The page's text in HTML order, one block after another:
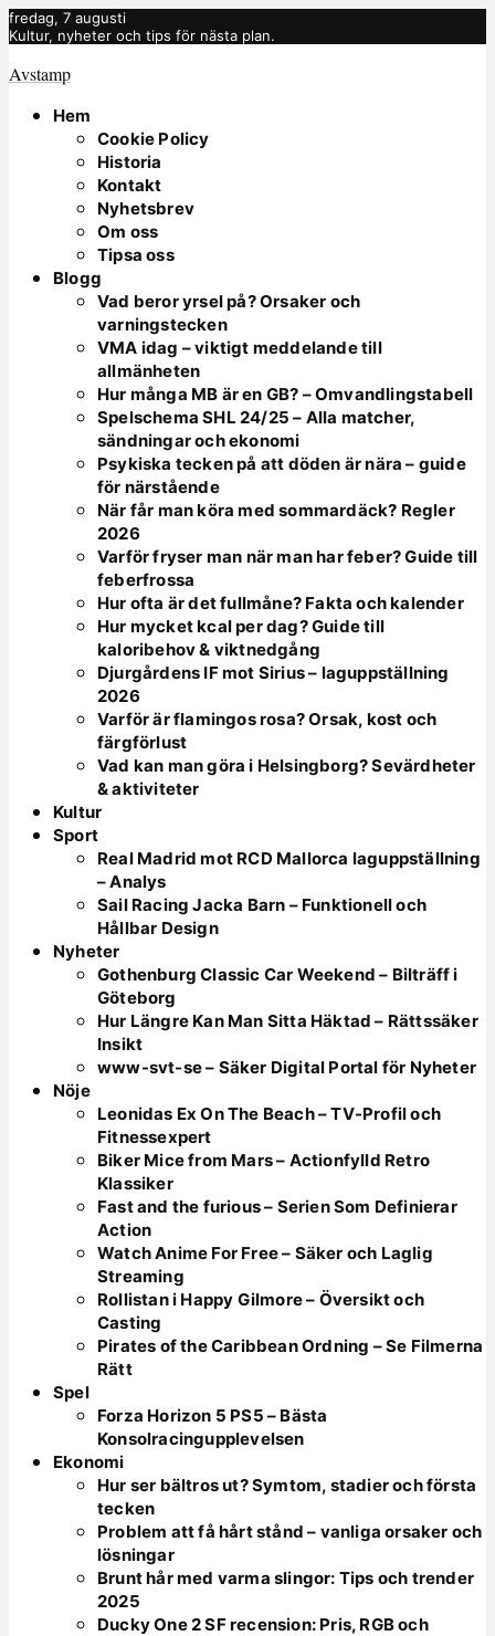
fredag, 7 augusti
Kultur, nyheter och tips för nästa plan.
Avstamp
Hem
Cookie Policy
Historia
Kontakt
Nyhetsbrev
Om oss
Tipsa oss
Blogg
Vad beror yrsel på? Orsaker och
varningstecken
VMA idag – viktigt meddelande till
allmänheten
Hur många MB är en GB? – Omvandlingstabell
Spelschema SHL 24/25 – Alla matcher,
sändningar och ekonomi
Psykiska tecken på att döden är nära – guide
för närstående
När får man köra med sommardäck? Regler
2026
Varför fryser man när man har feber? Guide till
feberfrossa
Hur ofta är det fullmåne? Fakta och kalender
Hur mycket kcal per dag? Guide till
kaloribehov & viktnedgång
Djurgårdens IF mot Sirius – laguppställning
2026
Varför är flamingos rosa? Orsak, kost och
färgförlust
Vad kan man göra i Helsingborg? Sevärdheter
& aktiviteter
Kultur
Sport
Real Madrid mot RCD Mallorca laguppställning
– Analys
Sail Racing Jacka Barn – Funktionell och
Hållbar Design
Nyheter
Gothenburg Classic Car Weekend – Bilträff i
Göteborg
Hur Längre Kan Man Sitta Häktad – Rättssäker
Insikt
www-svt-se – Säker Digital Portal för Nyheter
Nöje
Leonidas Ex On The Beach – TV-Profil och
Fitnessexpert
Biker Mice from Mars – Actionfylld Retro
Klassiker
Fast and the furious – Serien Som Definierar
Action
Watch Anime For Free – Säker och Laglig
Streaming
Rollistan i Happy Gilmore – Översikt och
Casting
Pirates of the Caribbean Ordning – Se Filmerna
Rätt
Spel
Forza Horizon 5 PS5 – Bästa
Konsolracingupplevelsen
Ekonomi
Hur ser bältros ut? Symtom, stadier och första
tecken
Problem att få hårt stånd – vanliga orsaker och
lösningar
Brunt hår med varma slingor: Tips och trender
2025
Ducky One 2 SF recension: Pris, RGB och